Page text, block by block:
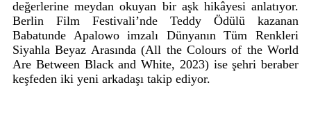
değerlerine meydan okuyan bir aşk hikâyesi anlatıyor.
Berlin Film Festivali’nde Teddy Ödülü kazanan
Babatunde Apalowo imzalı Dünyanın Tüm Renkleri
Siyahla Beyaz Arasında (All the Colours of the World
Are Between Black and White, 2023) ise şehri beraber
keşfeden iki yeni arkadaşı takip ediyor.